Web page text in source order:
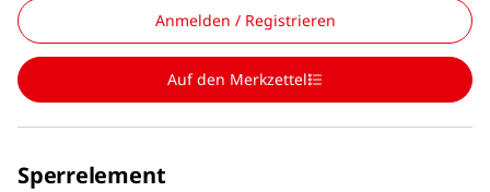
Anmelden / Registrieren
Auf den Merkzettel
Sperrelement